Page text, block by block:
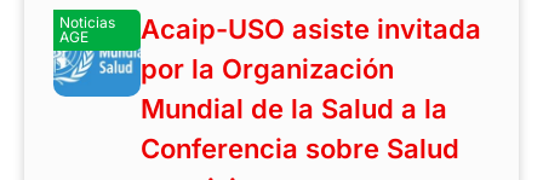
Noticias
AGE
Acaip-USO asiste invitada
por la Organización
Mundial de la Salud a la
Conferencia sobre Salud